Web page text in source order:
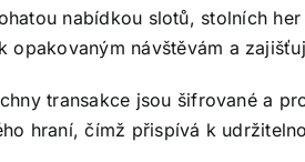
nabídkou slotů, stolních
návštěvám a
transakce jsou šifrované a
hraní, čímž přispívá k